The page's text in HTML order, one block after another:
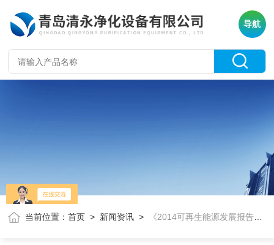
导航
当前位置：首页 > 新闻资讯 > 《2014可再生能源发展报告》发布